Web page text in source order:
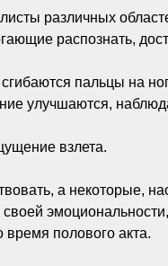
различных
распознать,
пальцы на
улучшаются,
взлета.
а некоторые,
эмоциональности,
полового акта.